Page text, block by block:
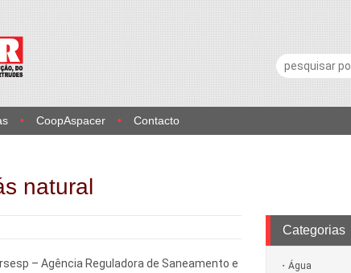
CoopAspacer Contacto
Pesquisa:
natural
– Agência Reguladora de Saneamento e
Categorias
Água